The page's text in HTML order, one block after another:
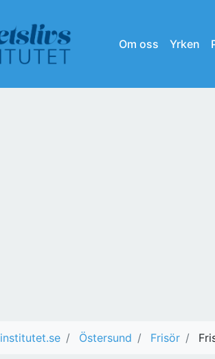
Om oss Yrken
Östersund Frisör